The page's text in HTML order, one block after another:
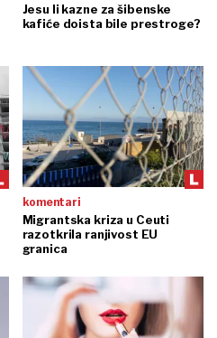
Jesu li kazne za šibenske
kafiće doista bile prestroge?
komentari
Migrantska kriza u Ceuti
razotkrila ranjivost EU
granica